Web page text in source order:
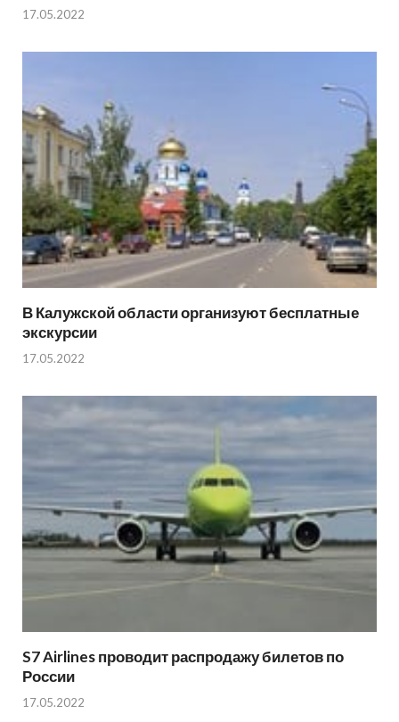
17.05.2022
В Калужской области организуют бесплатные
экскурсии
17.05.2022
S7 Airlines проводит распродажу билетов по
России
17.05.2022